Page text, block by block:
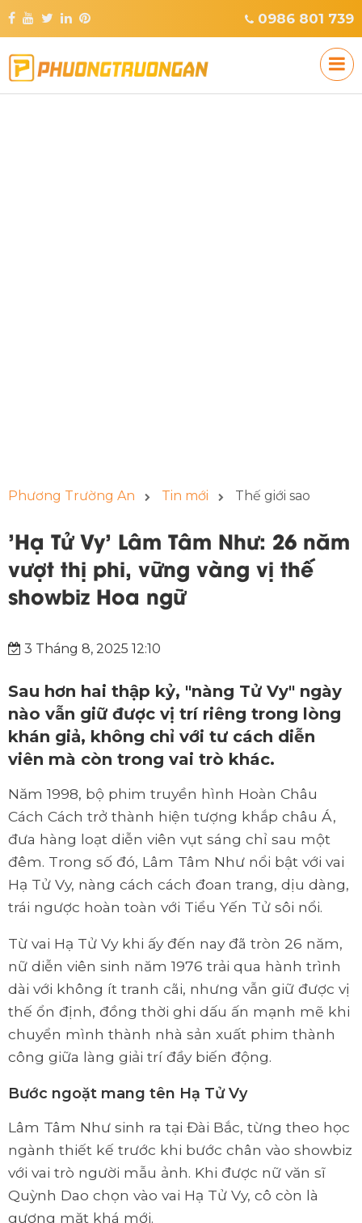
0986 801 739
Phương Trường An Tin mới Thế giới sao
'Hạ Tử Vy' Lâm Tâm Như: 26 năm
vượt thị phi, vững vàng vị thế
showbiz Hoa ngữ
3 Tháng 8, 2025 12:10
Sau hơn hai thập kỷ, "nàng Tử Vy" ngày
nào vẫn giữ được vị trí riêng trong lòng
khán giả, không chỉ với tư cách diễn
viên mà còn trong vai trò khác.
Năm 1998, bộ phim truyền hình Hoàn Châu
Cách Cách trở thành hiện tượng khắp châu Á,
đưa hàng loạt diễn viên vụt sáng chỉ sau một
đêm. Trong số đó, Lâm Tâm Như nổi bật với vai
Hạ Tử Vy, nàng cách cách đoan trang, dịu dàng,
trái ngược hoàn toàn với Tiểu Yến Tử sôi nổi.
Từ vai Hạ Tử Vy khi ấy đến nay đã tròn 26 năm,
nữ diễn viên sinh năm 1976 trải qua hành trình
dài với không ít tranh cãi, nhưng vẫn giữ được vị
thế ổn định, đồng thời ghi dấu ấn mạnh mẽ khi
chuyển mình thành nhà sản xuất phim thành
công giữa làng giải trí đầy biến động.
Bước ngoặt mang tên Hạ Tử Vy
Lâm Tâm Như sinh ra tại Đài Bắc, từng theo học
ngành thiết kế trước khi bước chân vào showbiz
với vai trò người mẫu ảnh. Khi được nữ văn sĩ
Quỳnh Dao chọn vào vai Hạ Tử Vy, cô còn là
gương mặt khá mới.